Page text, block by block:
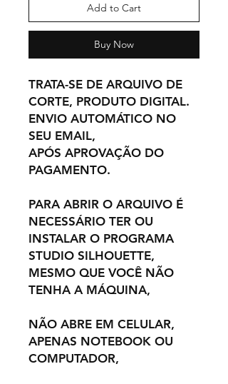
Add to Cart
Buy Now
TRATA-SE DE ARQUIVO DE
CORTE, PRODUTO DIGITAL.
ENVIO AUTOMÁTICO NO
SEU EMAIL,
APÓS APROVAÇÃO DO
PAGAMENTO.
PARA ABRIR O ARQUIVO É
NECESSÁRIO TER OU
INSTALAR O PROGRAMA
STUDIO SILHOUETTE,
MESMO QUE VOCÊ NÃO
TENHA A MÁQUINA,
NÃO ABRE EM CELULAR,
APENAS NOTEBOOK OU
COMPUTADOR,